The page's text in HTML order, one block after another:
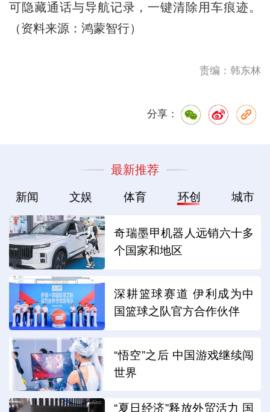
可隐藏通话与导航记录，一键清除用车痕迹。
（资料来源：鸿蒙智行）
责编：韩东林
分享：
最新推荐
新闻 文娱 体育 环创 城市
奇瑞墨甲机器人远销六十多
个国家和地区
深耕篮球赛道 伊利成为中
国篮球之队官方合作伙伴
“悟空”之后 中国游戏继续闯
世界
“夏日经济”释放外贸活力 国